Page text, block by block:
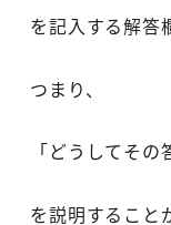
を記入する解答
つまり、
「どうしてその
を説明すること